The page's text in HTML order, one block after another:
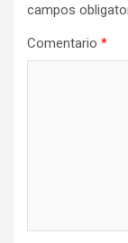
campos
Comentario *